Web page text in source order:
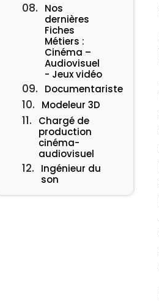
Nos
dernières
Fiches
Métiers :
Cinéma –
Audiovisuel
- Jeux vidéo
Documentariste
Modeleur 3D
Chargé de
production
cinéma-
audiovisuel
Ingénieur du
son